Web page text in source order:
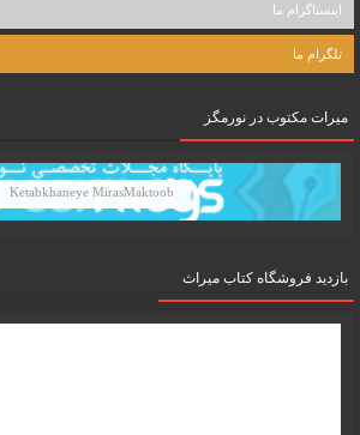
اینستاگرام ما
تلگرام ما
میرات مکتوب در نورمگز
Ketabkhaneye MirasMaktoob
بازدید فروشگاه کتاب میراث